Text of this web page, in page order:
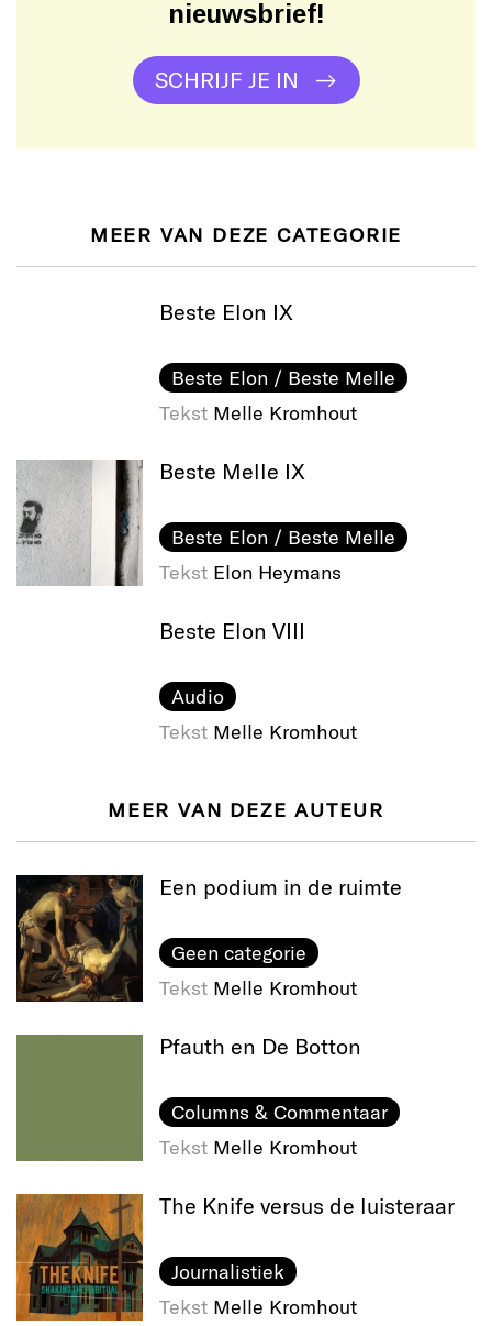
nieuwsbrief!
SCHRIJF JE IN
MEER VAN DEZE CATEGORIE
Beste Elon IX
Beste Elon / Beste Melle
Tekst Melle Kromhout
Beste Melle IX
Beste Elon / Beste Melle
Tekst Elon Heymans
Beste Elon VIII
Audio
Tekst Melle Kromhout
MEER VAN DEZE AUTEUR
Een podium in de ruimte
Geen categorie
Tekst Melle Kromhout
Pfauth en De Botton
Columns & Commentaar
Tekst Melle Kromhout
The Knife versus de luisteraar
Journalistiek
Tekst Melle Kromhout